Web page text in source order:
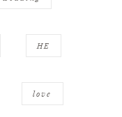
HE
love